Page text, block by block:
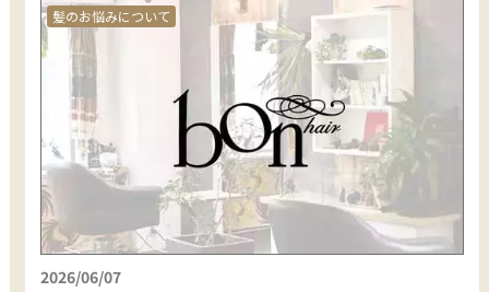
髪のお悩みについて
2026/06/07